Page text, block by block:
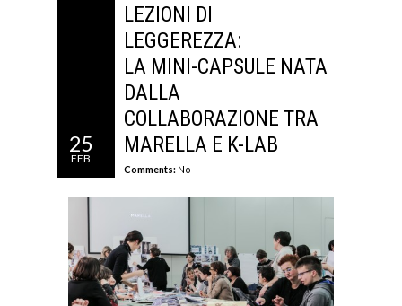
25
FEB
LEZIONI DI
LEGGEREZZA:
LA MINI-CAPSULE NATA
DALLA
COLLABORAZIONE TRA
MARELLA E K-LAB
Comments: No